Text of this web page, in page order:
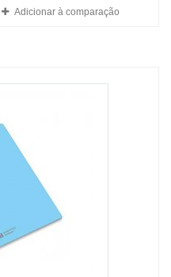
Adicionar à comparação